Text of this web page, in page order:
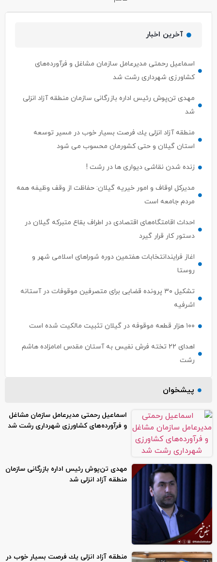
آخرین اخبار
اسماعیل رحمتی مدیرعامل سازمان مشاغل و فرآورده‌های
کشاورزی شهرداری رشت شد
مهدی تن‌پوش رئیس اداره بازرگانی سازمان منطقه آزاد انزلی
شد
منطقه آزاد انزلی یك فرصت بسیار خوب در مسیر توسعه
استان گیلان و حتی كشورمان محسوب می شود
زنده شدن نقاشی دیواری ها در رشت !
مدیرکل اوقاف و امور خیریه گیلان: حفاظت از وقف وظیفه همه
مردم جامعه است
احداث اقامتگاه‌های اقتصادی در اطراف بقاع متبرکه گیلان در
دستور کار قرار گیرد
اغاز فرایندانتخابات هفتمین دوره شوراهای اسلامی شهر و‌
روستا
تشکیل ۳۰ پرونده قضایی برای متصرفین موقوفات در آستانه
اشرفیه
۱۰۰ هزار قطعه موقوفه در گیلان تثبیت مالکیت شده است
اهدای ۲۲ تخته فرش نفیس به آستان مقدس امامزاده هاشم
رشت
پیشخوان
اسماعیل رحمتی مدیرعامل سازمان مشاغل
و فرآورده‌های کشاورزی شهرداری رشت شد
مهدی تن‌پوش رئیس اداره بازرگانی سازمان
منطقه آزاد انزلی شد
منطقه آزاد انزلی یك فرصت بسیار خوب در